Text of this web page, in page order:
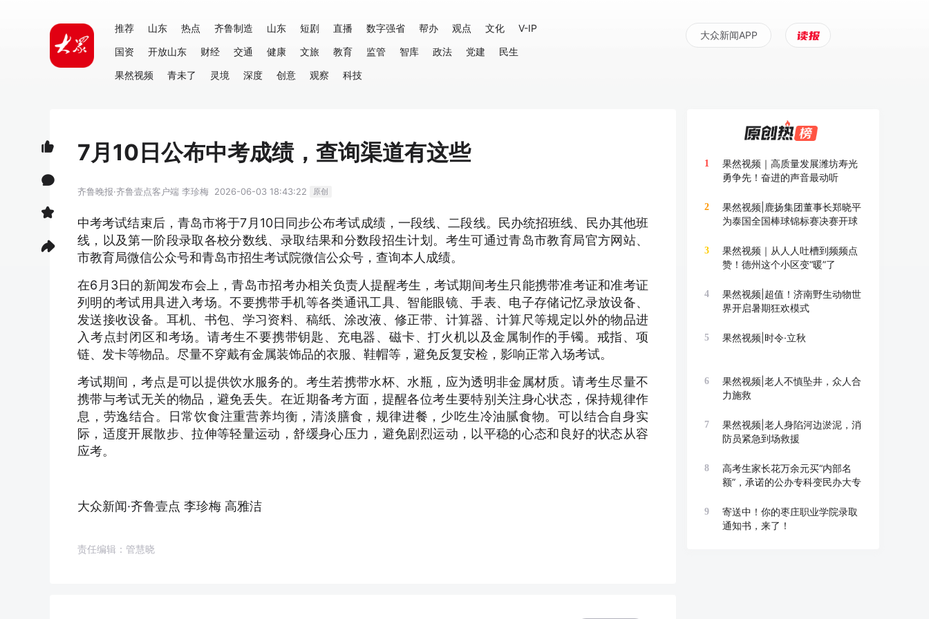
推荐 山东 热点 齐鲁制造 山东 短剧 直播 数字强省 帮办 观点 文化
V-IP
国资
开放山东 财经 交通 健康 文旅 教育 监管 智库 政法 党建
民生
果然视频
青未了 灵境 深度 创意 观察 科技
大众新闻APP
7月10日公布中考成绩，查询渠道有这些
齐鲁晚报·齐鲁壹点客户端 李珍梅 2026-06-03 18:43:22 原创
中考考试结束后，青岛市将于7月10日同步公布考试成绩，一段线、二段线。民办统招班线、民办其他班
线，以及第一阶段录取各校分数线、录取结果和分数段招生计划。考生可通过青岛市教育局官方网站、
市教育局微信公众号和青岛市招生考试院微信公众号，查询本人成绩。
在6月3日的新闻发布会上，青岛市招考办相关负责人提醒考生，考试期间考生只能携带准考证和准考证
列明的考试用具进入考场。不要携带手机等各类通讯工具、智能眼镜、手表、电子存储记忆录放设备、
发送接收设备。耳机、书包、学习资料、稿纸、涂改液、修正带、计算器、计算尺等规定以外的物品进
入考点封闭区和考场。请考生不要携带钥匙、充电器、磁卡、打火机以及金属制作的手镯。戒指、项
链、发卡等物品。尽量不穿戴有金属装饰品的衣服、鞋帽等，避免反复安检，影响正常入场考试。
考试期间，考点是可以提供饮水服务的。考生若携带水杯、水瓶，应为透明非金属材质。请考生尽量不
携带与考试无关的物品，避免丢失。在近期备考方面，提醒各位考生要特别关注身心状态，保持规律作
息，劳逸结合。日常饮食注重营养均衡，清淡膳食，规律进餐，少吃生冷油腻食物。可以结合自身实
际，适度开展散步、拉伸等轻量运动，舒缓身心压力，避免剧烈运动，以平稳的心态和良好的状态从容
应考。
大众新闻·齐鲁壹点 李珍梅 高雅洁
责任编辑：管慧晓
1
果然视频｜高质量发展潍坊寿光
勇争先！奋进的声音最动听
2
果然视频|鹿扬集团董事长郑晓平
为泰国全国棒球锦标赛决赛开球
3
果然视频｜从人人吐槽到频频点
赞！德州这个小区变“暖”了
4
果然视频|超值！济南野生动物世
界开启暑期狂欢模式
5 果然视频|时令·立秋
6
果然视频|老人不慎坠井，众人合
力施救
7
果然视频|老人身陷河边淤泥，消
防员紧急到场救援
8
高考生家长花万余元买“内部名
额”，承诺的公办专科变民办大专
9
寄送中！你的枣庄职业学院录取
通知书，来了！